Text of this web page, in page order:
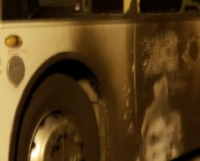
電車
夜」好時光
MTR 港
城巴